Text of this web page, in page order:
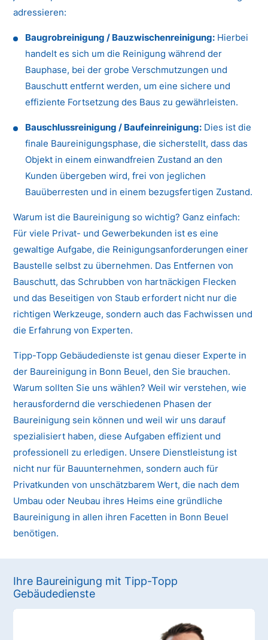
adressieren:
Baugrobreinigung / Bauzwischenreinigung: Hierbei
handelt es sich um die Reinigung während der
Bauphase, bei der grobe Verschmutzungen und
Bauschutt entfernt werden, um eine sichere und
effiziente Fortsetzung des Baus zu gewährleisten.
Bauschlussreinigung / Baufeinreinigung: Dies ist die
finale Baureinigungsphase, die sicherstellt, dass das
Objekt in einem einwandfreien Zustand an den
Kunden übergeben wird, frei von jeglichen
Bauüberresten und in einem bezugsfertigen Zustand.
Warum ist die Baureinigung so wichtig? Ganz einfach:
Für viele Privat- und Gewerbekunden ist es eine
gewaltige Aufgabe, die Reinigungsanforderungen einer
Baustelle selbst zu übernehmen. Das Entfernen von
Bauschutt, das Schrubben von hartnäckigen Flecken
und das Beseitigen von Staub erfordert nicht nur die
richtigen Werkzeuge, sondern auch das Fachwissen und
die Erfahrung von Experten.
Tipp-Topp Gebäudedienste ist genau dieser Experte in
der Baureinigung in Bonn Beuel, den Sie brauchen.
Warum sollten Sie uns wählen? Weil wir verstehen, wie
herausfordernd die verschiedenen Phasen der
Baureinigung sein können und weil wir uns darauf
spezialisiert haben, diese Aufgaben effizient und
professionell zu erledigen. Unsere Dienstleistung ist
nicht nur für Bauunternehmen, sondern auch für
Privatkunden von unschätzbarem Wert, die nach dem
Umbau oder Neubau ihres Heims eine gründliche
Baureinigung in allen ihren Facetten in Bonn Beuel
benötigen.
Ihre Baureinigung mit Tipp-Topp
Gebäudedienste